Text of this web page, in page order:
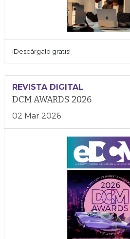
¡Descárgalo gratis!
REVISTA DIGITAL
DCM AWARDS 2026
02 Mar 2026